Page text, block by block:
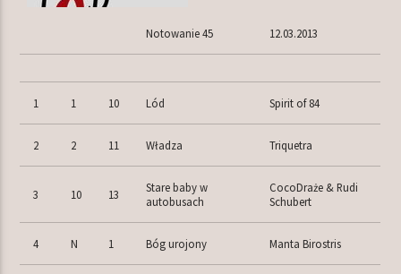
INDIE ORBIT
Radio Orbit
Notowanie 45 12.03.2013
1 1 10 Lód Spirit of 84
2 2 11 Władza Triquetra
3 10 13
Stare baby w
autobusach
CocoDraże & Rudi
Schubert
4 N 1 Bóg urojony Manta Birostris